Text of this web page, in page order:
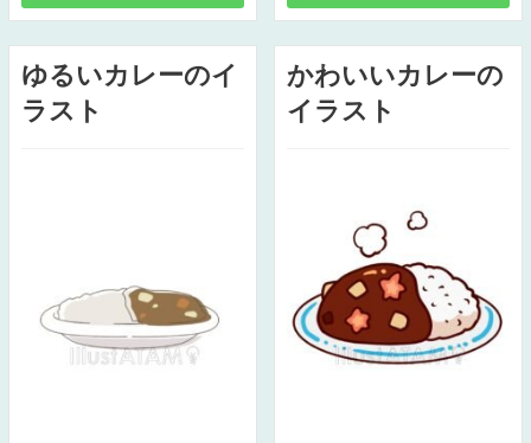
ゆるいカレーのイ
ラスト
かわいいカレーの
イラスト